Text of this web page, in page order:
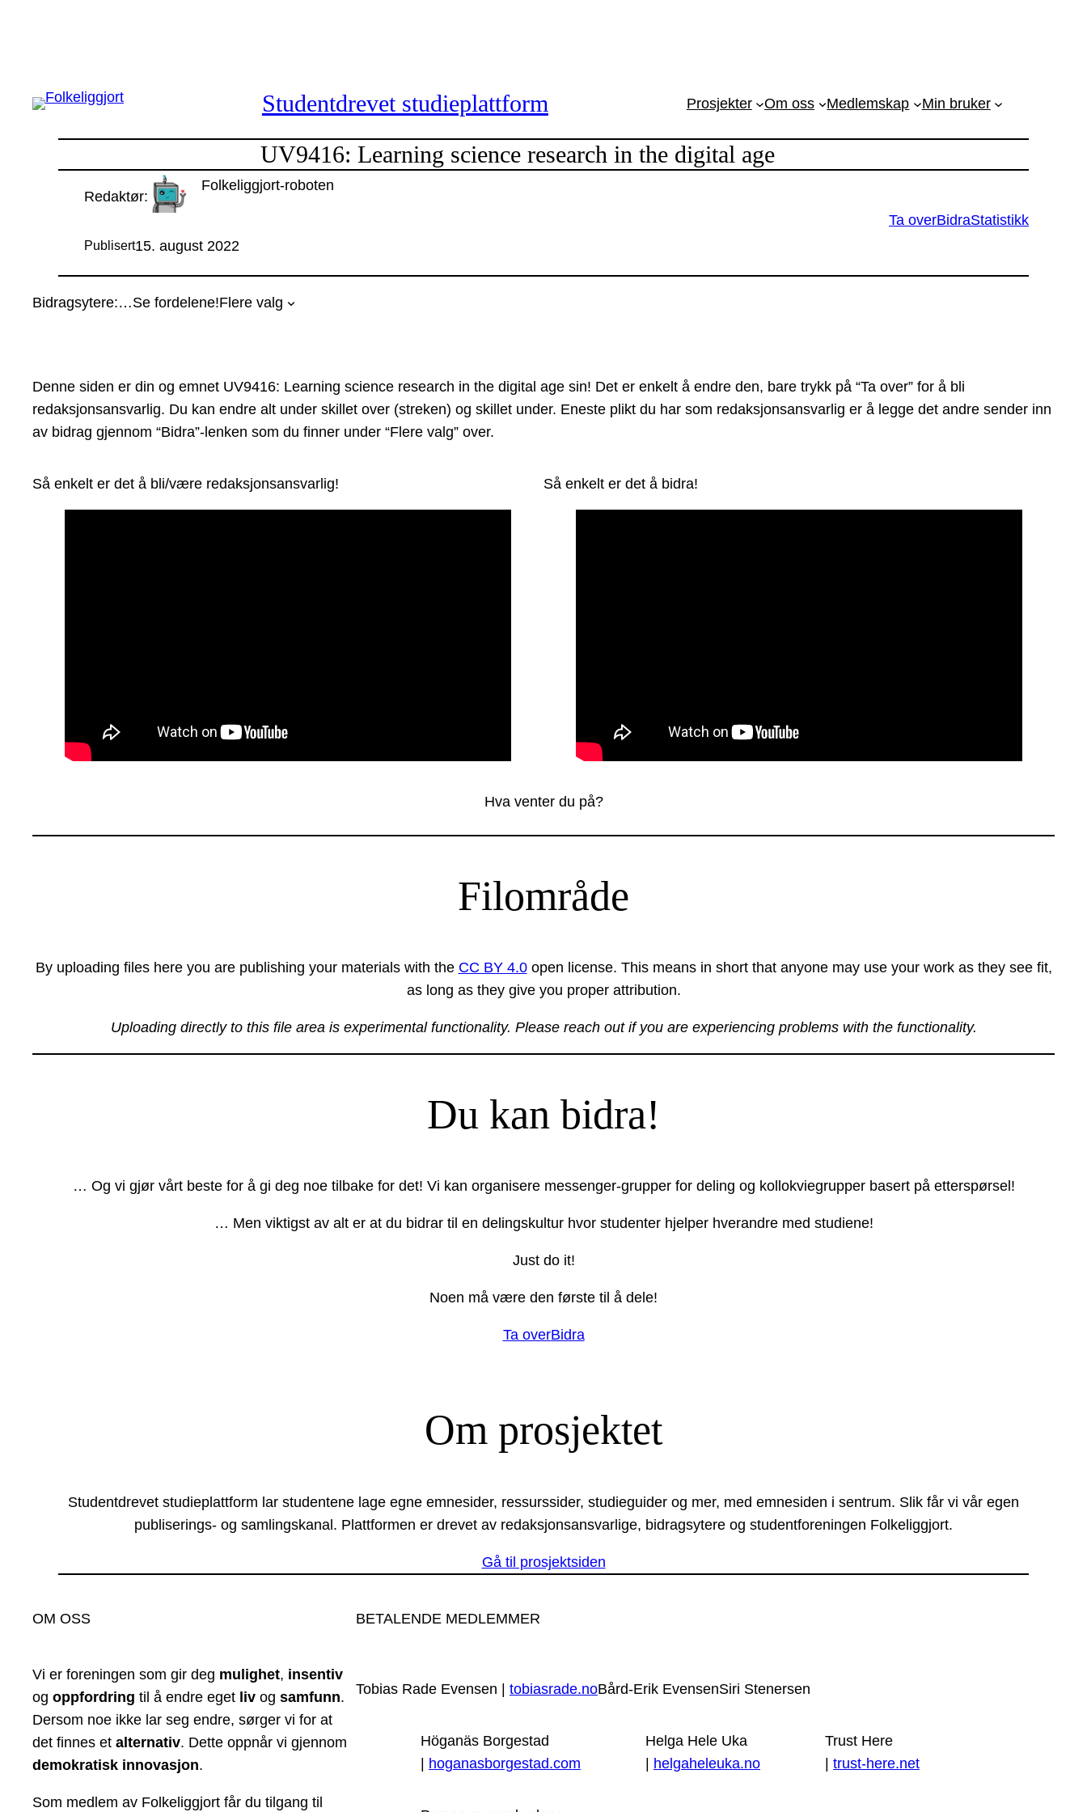
Studentdrevet studieplattform Prosjekter Om oss Medlemskap Min bruker
UV9416: Learning science research in the digital age
Redaktør:
Folkeliggjort-roboten
Publisert15. august 2022
Ta overBidraStatistikk
Bidragsytere:…Se fordelene!Flere valg
Denne siden er din og emnet UV9416: Learning science research in the digital age sin! Det er enkelt å endre den, bare trykk på “Ta over” for å bli
redaksjonsansvarlig. Du kan endre alt under skillet over (streken) og skillet under. Eneste plikt du har som redaksjonsansvarlig er å legge det andre sender inn
av bidrag gjennom “Bidra”-lenken som du finner under “Flere valg” over.
Så enkelt er det å bli/være redaksjonsansvarlig! Så enkelt er det å bidra!
Hva venter du på?
Filområde
By uploading files here you are publishing your materials with the CC BY 4.0open license. This means in short that anyone may use your work as they see fit,
as long as they give you proper attribution.
Uploading directly to this file area is experimental functionality. Please reach out if you are experiencing problems with the functionality.
Du kan bidra!
… Og vi gjør vårt beste for å gi deg noe tilbake for det! Vi kan organisere messenger-grupper for deling og kollokviegrupper basert på etterspørsel!
… Men viktigst av alt er at du bidrar til en delingskultur hvor studenter hjelper hverandre med studiene!
Just do it!
Noen må være den første til å dele!
Ta overBidra
Om prosjektet
Studentdrevet studieplattform lar studentene lage egne emnesider, ressurssider, studieguider og mer, med emnesiden i sentrum. Slik får vi vår egen
publiserings- og samlingskanal. Plattformen er drevet av redaksjonsansvarlige, bidragsytere og studentforeningen Folkeliggjort.
Gå til prosjektsiden
OM OSS
Vi er foreningen som gir deg mulighet, insentiv
og oppfordring til å endre eget liv og samfunn.
Dersom noe ikke lar seg endre, sørger vi for at
det finnes et alternativ. Dette oppnår vi gjennom
demokratisk innovasjon.
Som medlem av Folkeliggjort får du tilgang til
BETALENDE MEDLEMMER
Tobias Rade Evensen | tobiasrade.noBård-Erik EvensenSiri Stenersen
Höganäs Borgestad
| hoganasborgestad.com
Helga Hele Uka
| helgaheleuka.no
Trust Here
| trust-here.net